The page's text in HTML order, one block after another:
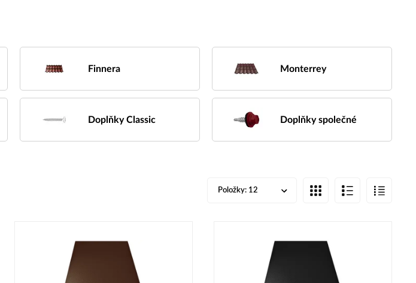
Finnera Monterrey
Doplňky Classic Doplňky společné
Položky: 12